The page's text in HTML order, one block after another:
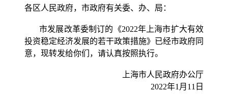
各区人民政府，市政府有关委、办、局：
市发展改革委制订的《2022年上海市扩大有效
投资稳定经济发展的若干政策措施》已经市政府同
意，现转发给你们，请认真按照执行。
上海市人民政府办公厅
2022年1月11日